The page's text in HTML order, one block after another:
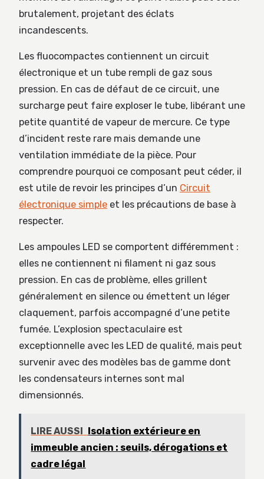
brutalement, projetant des éclats
incandescents.
Les fluocompactes contiennent un circuit
électronique et un tube rempli de gaz sous
pression. En cas de défaut de ce circuit, une
surcharge peut faire exploser le tube, libérant une
petite quantité de vapeur de mercure. Ce type
d’incident reste rare mais demande une
ventilation immédiate de la pièce. Pour
comprendre pourquoi ce composant peut céder, il
est utile de revoir les principes d’un Circuit
électronique simple et les précautions de base à
respecter.
Les ampoules LED se comportent différemment :
elles ne contiennent ni filament ni gaz sous
pression. En cas de problème, elles grillent
généralement en silence ou émettent un léger
claquement, parfois accompagné d’une petite
fumée. L’explosion spectaculaire est
exceptionnelle avec les LED de qualité, mais peut
survenir avec des modèles bas de gamme dont
les condensateurs internes sont mal
dimensionnés.
LIRE AUSSI
Isolation extérieure en
immeuble ancien : seuils, dérogations et
cadre légal